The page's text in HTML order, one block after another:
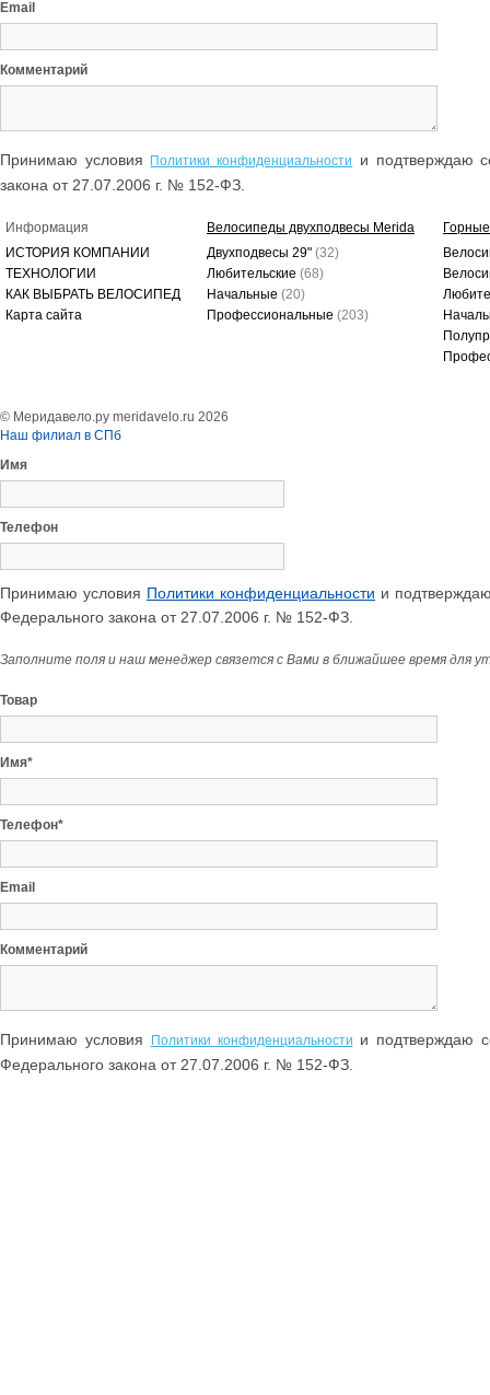
Email
Комментарий
Принимаю условия Политики конфиденциальности
и подтверждаю
закона от 27.07.2006 г. № 152-ФЗ.
Информация
ИСТОРИЯ КОМПАНИИ
ТЕХНОЛОГИИ
КАК ВЫБРАТЬ ВЕЛОСИПЕД
Карта сайта
Велосипеды двухподвесы Merida
Двухподвесы 29" (32)
Любительские (68)
Начальные (20)
Профессиональные (203)
© Меридавело.ру meridavelo.ru 2026
Наш филиал в СПб
Имя
Телефон
Принимаю условия Политики конфиденциальности и
Федерального закона от 27.07.2006 г. № 152-ФЗ.
Заполните поля и наш менеджер связется с Вами в ближайшее время для
Товар
Имя*
Телефон*
Email
Комментарий
Принимаю условия Политики конфиденциальности и подтверждаю
Федерального закона от 27.07.2006 г. № 152-ФЗ.